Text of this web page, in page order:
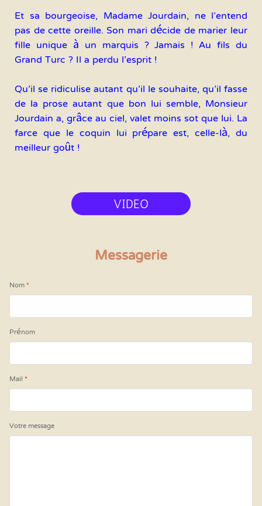
Et sa bourgeoise, Madame Jourdain, ne l'entend
pas de cette oreille. Son mari décide de marier leur
fille unique à un marquis ? Jamais ! Au fils du
Grand Turc ? Il a perdu l'esprit !
Qu'il se ridiculise autant qu'il le souhaite, qu'il fasse
de la prose autant que bon lui semble, Monsieur
Jourdain a, grâce au ciel, valet moins sot que lui. La
farce que le coquin lui prépare est, celle-là, du
meilleur goût !
VIDEO
Messagerie
Nom*
Prénom
Mail*
Votre message